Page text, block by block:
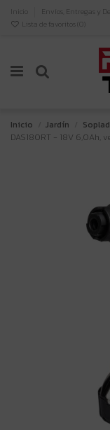
Inicio Envíos, Entregas y
Lista de favoritos ( 0)
Inicio Jardín
DAS180RT - 18V